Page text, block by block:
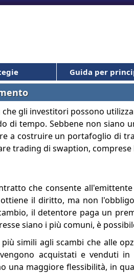
Guida per
gli investitori possono
di tempo. Sebbene non siano
a costruire un portafoglio di
trading di swaption,
che consente
il diritto, ma non
il detentore paga un
siano i più comuni, è
simili agli scambi che alle
acquistati e venduti in
una maggiore flessibilità, in